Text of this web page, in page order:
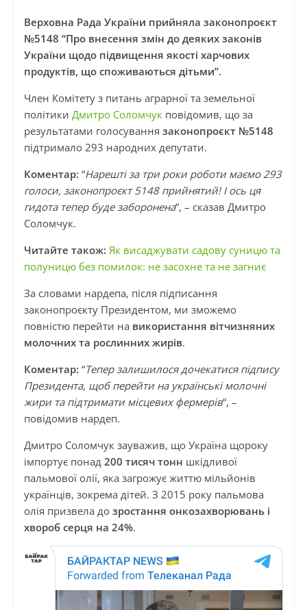
Верховна Рада України прийняла законопроєкт
№5148 “Про внесення змін до деяких законів
України щодо підвищення якості харчових
продуктів, що споживаються дітьми”.
Член Комітету з питань аграрної та земельної
політики Дмитро Соломчукповідомив, що за
результатами голосування законопроєкт №5148
підтримало 293 народних депутати.
Коментар: “Нарешті за три роки роботи маємо 293
голоси, законопроєкт 5148 прийнятий! І ось ця
гидота тепер буде заборонена“, – сказав Дмитро
Соломчук.
Читайте також: Як висаджувати садову суницю та
полуницю без помилок: не засохне та не загниє
За словами нардепа, після підписання
законопроєкту Президентом, ми зможемо
повністю перейти на використання вітчизняних
молочних та рослинних жирів.
Коментар: “Тепер залишилося дочекатися підпису
Президента, щоб перейти на українські молочні
жири та підтримати місцевих фермерів“, –
повідомив нардеп.
Дмитро Соломчук зауважив, що Україна щороку
імпортує понад 200 тисяч тонн шкідливої
пальмової олії, яка загрожує життю мільйонів
українців, зокрема дітей. З 2015 року пальмова
олія призвела до зростання онкозахворювань і
хвороб серця на 24%.